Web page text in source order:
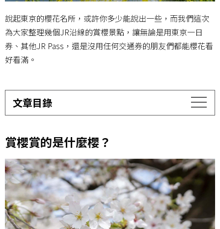
說起東京的櫻花名所，或許你多少能說出一些，而我們這次
為大家整理幾個JR沿線的賞櫻景點，讓無論是用東京一日
券、其他JR Pass，還是沒用任何交通券的朋友們都能櫻花看
好看滿。
文章目錄
賞櫻賞的是什麼櫻？